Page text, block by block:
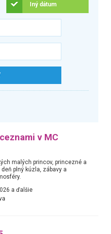
Iný dátum
v MC
malých princov, princezné a
plný kúzla, zábavy a
a ďalšie